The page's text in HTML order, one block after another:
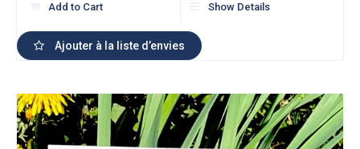
Add to Cart Show Details
Ajouter à la liste d’envies